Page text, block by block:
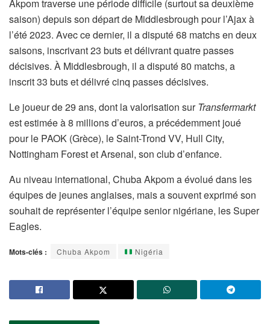
Akpom traverse une période difficile (surtout sa deuxième
saison) depuis son départ de Middlesbrough pour l’Ajax à
l’été 2023. Avec ce dernier, il a disputé 68 matchs en deux
saisons, inscrivant 23 buts et délivrant quatre passes
décisives. À Middlesbrough, il a disputé 80 matchs, a
inscrit 33 buts et délivré cinq passes décisives.
Le joueur de 29 ans, dont la valorisation sur Transfermarkt
est estimée à 8 millions d’euros, a précédemment joué
pour le PAOK (Grèce), le Saint-Trond VV, Hull City,
Nottingham Forest et Arsenal, son club d’enfance.
Au niveau international, Chuba Akpom a évolué dans les
équipes de jeunes anglaises, mais a souvent exprimé son
souhait de représenter l’équipe senior nigériane, les Super
Eagles.
Mots-clés : Chuba Akpom Nigéria